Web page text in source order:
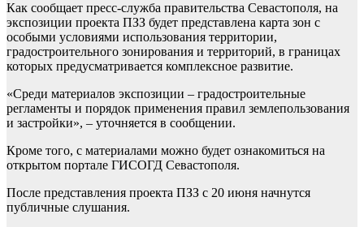
Как сообщает пресс-служба правительства Севастополя, на
экспозиции проекта ПЗЗ будет представлена карта зон с
особыми условиями использования территории,
градостроительного зонирования и территорий, в границах
которых предусматривается комплексное развитие.
«Среди материалов экспозиции – градостроительные
регламенты и порядок применения правил землепользования
и застройки», – уточняется в сообщении.
Кроме того, с материалами можно будет ознакомиться на
открытом портале ГИСОГД Севастополя.
После представления проекта ПЗЗ с 20 июня начнутся
публичные слушания.